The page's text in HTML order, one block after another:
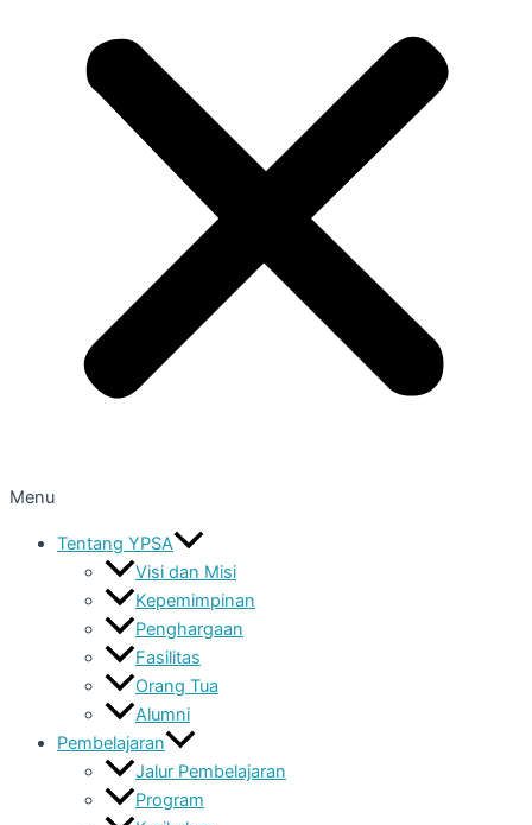
Menu
Tentang YPSA
Visi dan Misi
Kepemimpinan
Penghargaan
Fasilitas
Orang Tua
Alumni
Pembelajaran
Jalur Pembelajaran
Program